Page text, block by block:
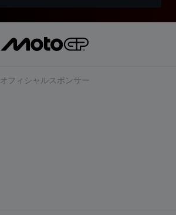
オフィシャルスポンサー